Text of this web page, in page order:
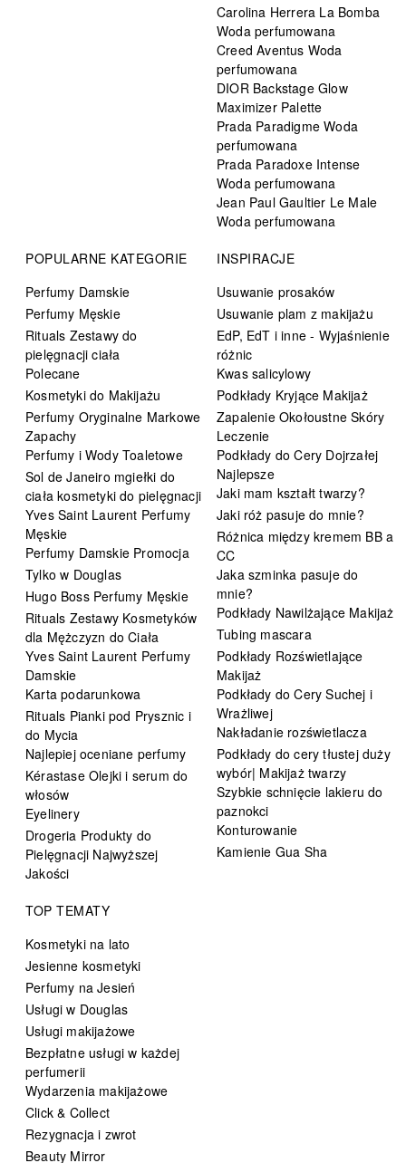
Carolina Herrera La Bomba
Woda perfumowana
Creed Aventus Woda
perfumowana
DIOR Backstage Glow
Maximizer Palette
Prada Paradigme Woda
perfumowana
Prada Paradoxe Intense
Woda perfumowana
Jean Paul Gaultier Le Male
Woda perfumowana
POPULARNE KATEGORIE
Perfumy Damskie
Perfumy Męskie
Rituals Zestawy do
pielęgnacji ciała
Polecane
Kosmetyki do Makijażu
Perfumy Oryginalne Markowe
Zapachy
Perfumy i Wody Toaletowe
Sol de Janeiro mgiełki do
ciała kosmetyki do pielęgnacji
Yves Saint Laurent Perfumy
Męskie
Perfumy Damskie Promocja
Tylko w Douglas
Hugo Boss Perfumy Męskie
Rituals Zestawy Kosmetyków
dla Mężczyzn do Ciała
Yves Saint Laurent Perfumy
Damskie
Karta podarunkowa
Rituals Pianki pod Prysznic i
do Mycia
Najlepiej oceniane perfumy
Kérastase Olejki i serum do
włosów
Eyelinery
Drogeria Produkty do
Pielęgnacji Najwyższej
Jakości
INSPIRACJE
Usuwanie prosaków
Usuwanie plam z makijażu
EdP, EdT i inne - Wyjaśnienie
różnic
Kwas salicylowy
Podkłady Kryjące Makijaż
Zapalenie Okołoustne Skóry
Leczenie
Podkłady do Cery Dojrzałej
Najlepsze
Jaki mam kształt twarzy?
Jaki róż pasuje do mnie?
Różnica między kremem BB a
CC
Jaka szminka pasuje do
mnie?
Podkłady Nawilżające Makijaż
Tubing mascara
Podkłady Rozświetlające
Makijaż
Podkłady do Cery Suchej i
Wrażliwej
Nakładanie rozświetlacza
Podkłady do cery tłustej duży
wybór| Makijaż twarzy
Szybkie schnięcie lakieru do
paznokci
Konturowanie
Kamienie Gua Sha
TOP TEMATY
Kosmetyki na lato
Jesienne kosmetyki
Perfumy na Jesień
Usługi w Douglas
Usługi makijażowe
Bezpłatne usługi w każdej
perfumerii
Wydarzenia makijażowe
Click & Collect
Rezygnacja i zwrot
Beauty Mirror